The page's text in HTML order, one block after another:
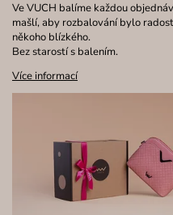
Ve VUCH balíme každou
mašlí, aby rozbalování bylo
někoho blízkého.
Bez starostí s balením.
Více informací